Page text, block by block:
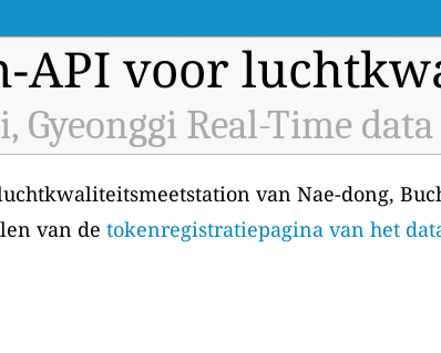
API voor
Gyeonggi Real-Time
van Nae-dong,
van de tokenregistratiepagina van het